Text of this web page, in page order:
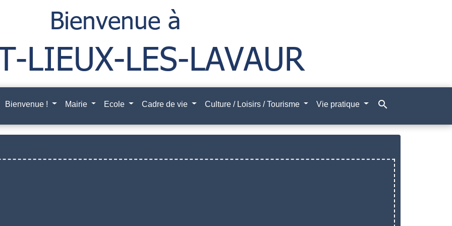
Bienvenue ! Mairie Ecole Cadre de vie Culture / Loisirs / Tourisme Vie pratique search